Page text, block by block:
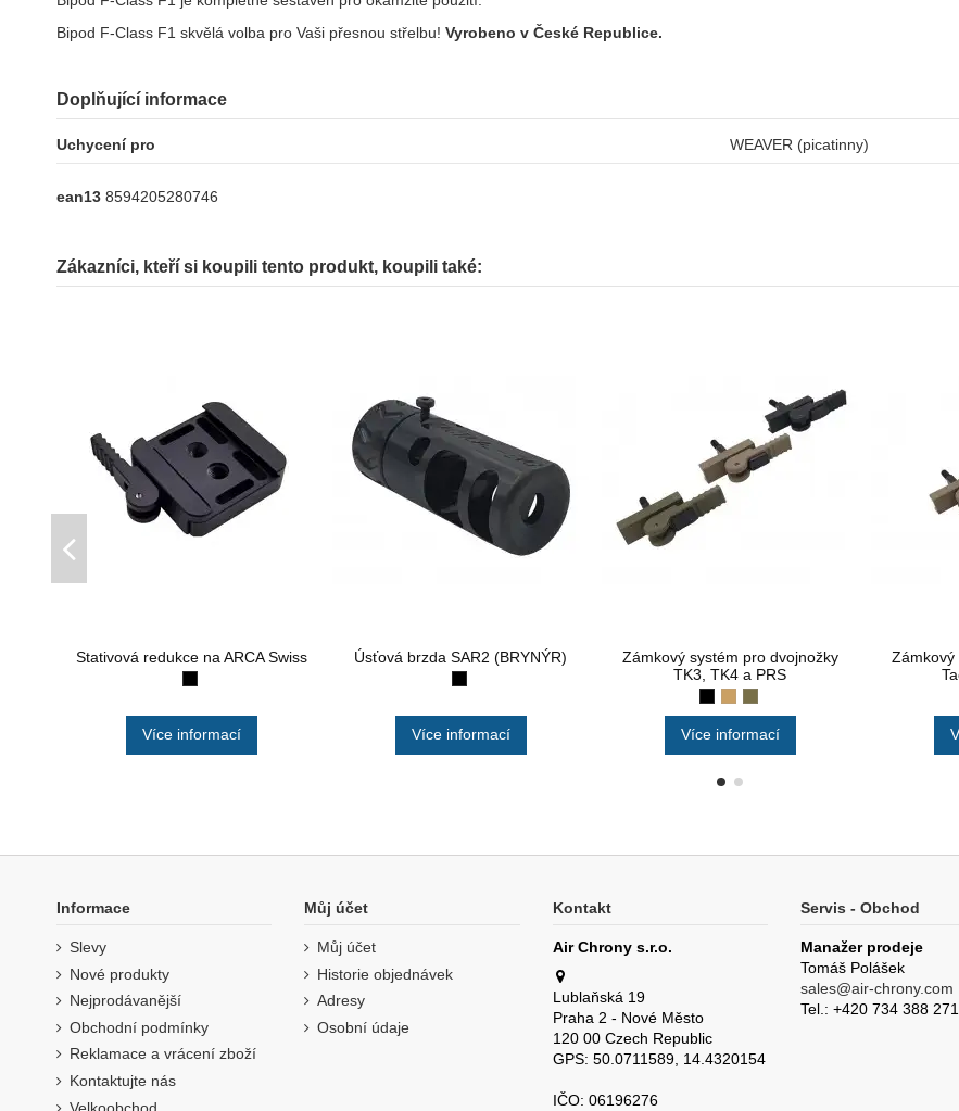
Bipod F-Class F1 skvělá volba pro Vaši přesnou střelbu! Vyrobeno v České Republice.
Doplňující informace
Uchycení pro WEAVER (picatinny)
ean13 8594205280746
Zákazníci, kteří si koupili tento produkt, koupili také:
Stativová redukce na ARCA Swiss
Více informací
Úsťová brzda SAR2 (BRYNÝR)
Více informací
Zámkový systém pro dvojnožky
TK3, TK4 a PRS
Více informací
Zámkový
Informace
Slevy
Nové produkty
Nejprodávanější
Obchodní podmínky
Reklamace a vrácení zboží
Kontaktujte nás
Velkoobchod
Můj účet
Můj účet
Historie objednávek
Adresy
Osobní údaje
Kontakt
Air Chrony s.r.o.
Lublaňská 19
Praha 2 - Nové Město
120 00 Czech Republic
GPS: 50.0711589, 14.4320154
IČO: 06196276
Servis - Obchod
Manažer prodeje
Tomáš Polášek
sales@air-chrony.com
Tel.: +420 734 388 271